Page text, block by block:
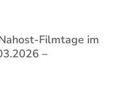
Filmtage im
–